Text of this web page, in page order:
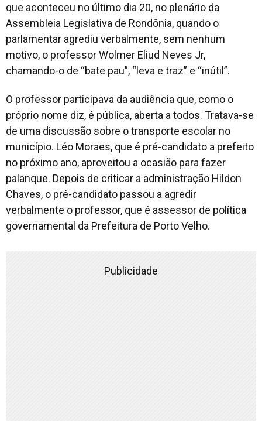
que aconteceu no último dia 20, no plenário da
Assembleia Legislativa de Rondônia, quando o
parlamentar agrediu verbalmente, sem nenhum
motivo, o professor Wolmer Eliud Neves Jr,
chamando-o de “bate pau”, “leva e traz” e “inútil”.
O professor participava da audiência que, como o
próprio nome diz, é pública, aberta a todos. Tratava-se
de uma discussão sobre o transporte escolar no
município. Léo Moraes, que é pré-candidato a prefeito
no próximo ano, aproveitou a ocasião para fazer
palanque. Depois de criticar a administração Hildon
Chaves, o pré-candidato passou a agredir
verbalmente o professor, que é assessor de política
governamental da Prefeitura de Porto Velho.
Publicidade